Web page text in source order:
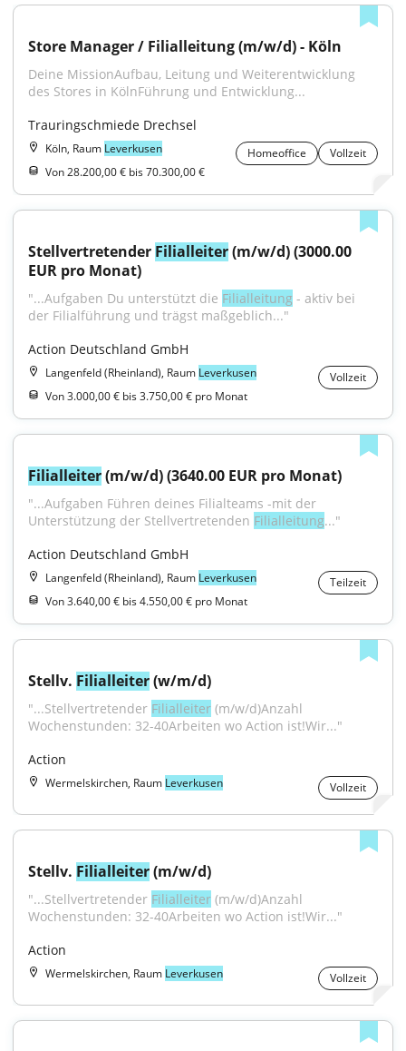
Store Manager / Filialleitung (m/w/d) - Köln
Deine MissionAufbau, Leitung und Weiterentwicklung
des Stores in KölnFührung und Entwicklung...
Trauringschmiede Drechsel
Köln, Raum Leverkusen Homeoffice
Vollzeit
Von 28.200,00 € bis 70.300,00 €
Stellvertretender Filialleiter (m/w/d) (3000.00
EUR pro Monat)
"...Aufgaben Du unterstützt die Filialleitung - aktiv bei
der Filialführung und trägst maßgeblich..."
Action Deutschland GmbH
Langenfeld (Rheinland), Raum Leverkusen
Vollzeit
Von 3.000,00 € bis 3.750,00 € pro Monat
Filialleiter (m/w/d) (3640.00 EUR pro Monat)
"...Aufgaben Führen deines Filialteams -mit der
Unterstützung der Stellvertretenden Filialleitung..."
Action Deutschland GmbH
Langenfeld (Rheinland), Raum Leverkusen
Teilzeit
Von 3.640,00 € bis 4.550,00 € pro Monat
Stellv. Filialleiter (w/m/d)
"...Stellvertretender Filialleiter (m/w/d)Anzahl
Wochenstunden: 32-40Arbeiten wo Action ist!Wir..."
Action
Wermelskirchen, Raum Leverkusen Vollzeit
Stellv. Filialleiter (m/w/d)
"...Stellvertretender Filialleiter (m/w/d)Anzahl
Wochenstunden: 32-40Arbeiten wo Action ist!Wir..."
Action
Wermelskirchen, Raum Leverkusen Vollzeit